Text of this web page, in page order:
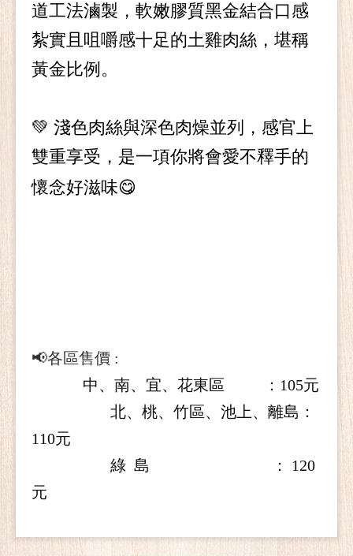
道工法滷製，軟嫩膠質黑金結合口感
紮實且咀嚼感十足的土雞肉絲，堪稱
黃金比例。
💚淺色肉絲與深色肉燥並列，感官上
雙重享受，是一項你將會愛不釋手的
懷念好滋味😋
📢各區售價 :
中、南、宜、花東區 ： 105元
北、桃、竹區、池上、離島：
110元
綠 島 ： 120
元